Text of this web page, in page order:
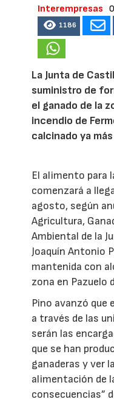
Interempresas
1186
La Junta de
suministro de
el ganado de la
incendio de
calcinado ya
El alimento para
comenzará a
agosto, según
Agricultura,
Ambiental de la
Joaquín Antonio
mantenida con
zona en Pazuelo
Pino avanzó que
a través de las
serán las
que se han
ganaderas y ver
alimentación de
consecuencias”